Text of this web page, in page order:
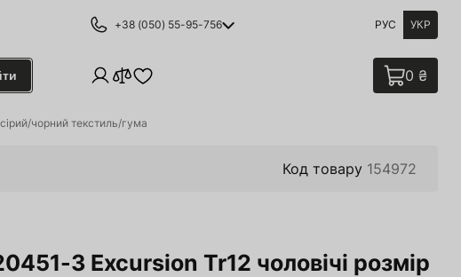
+38 (050) 55-95-756 РУС УКР
0 ₴
чорний текстиль/гума
Код товару 154972
3 Excursion Tr12 чоловічі розмір